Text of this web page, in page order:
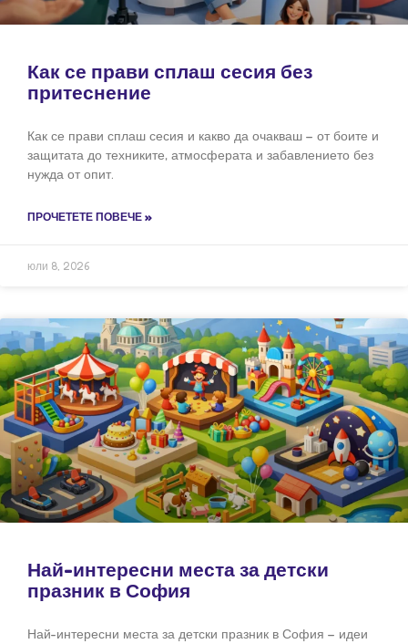
Как се прави сплаш сесия без
притеснение
Как се прави сплаш сесия и какво да очакваш – от боите и
защитата до техниките, атмосферата и забавлението без
нужда от опит.
ПРОЧЕТЕТЕ ПОВЕЧЕ »
юли 8, 2026
Най-интересни места за детски
празник в София
Най-интересни места за детски празник в София – идеи